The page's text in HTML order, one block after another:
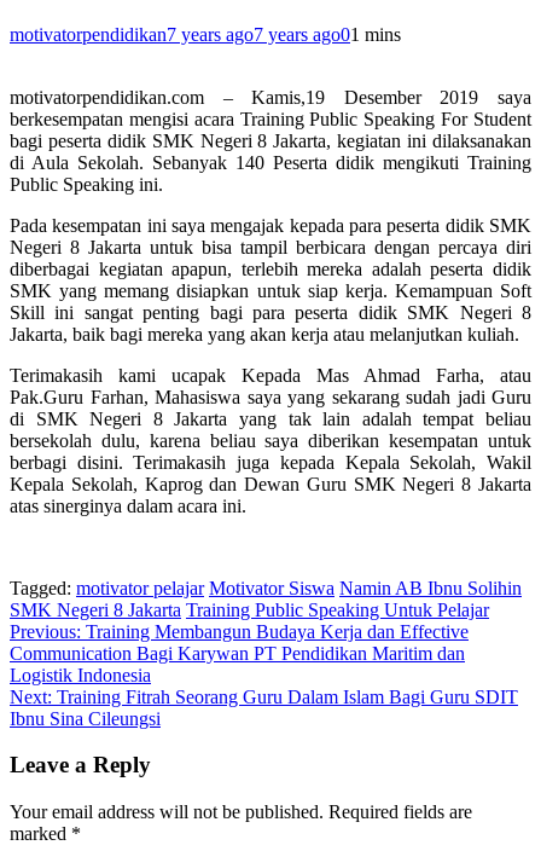
motivatorpendidikan7 years ago7 years ago01 mins
motivatorpendidikan.com – Kamis,19 Desember 2019 saya
berkesempatan mengisi acara Training Public Speaking For Student
bagi peserta didik SMK Negeri 8 Jakarta, kegiatan ini dilaksanakan
di Aula Sekolah. Sebanyak 140 Peserta didik mengikuti Training
Public Speaking ini.
Pada kesempatan ini saya mengajak kepada para peserta didik SMK
Negeri 8 Jakarta untuk bisa tampil berbicara dengan percaya diri
diberbagai kegiatan apapun, terlebih mereka adalah peserta didik
SMK yang memang disiapkan untuk siap kerja. Kemampuan Soft
Skill ini sangat penting bagi para peserta didik SMK Negeri 8
Jakarta, baik bagi mereka yang akan kerja atau melanjutkan kuliah.
Terimakasih kami ucapak Kepada Mas Ahmad Farha, atau
Pak.Guru Farhan, Mahasiswa saya yang sekarang sudah jadi Guru
di SMK Negeri 8 Jakarta yang tak lain adalah tempat beliau
bersekolah dulu, karena beliau saya diberikan kesempatan untuk
berbagi disini. Terimakasih juga kepada Kepala Sekolah, Wakil
Kepala Sekolah, Kaprog dan Dewan Guru SMK Negeri 8 Jakarta
atas sinerginya dalam acara ini.
Tagged: motivator pelajar Motivator Siswa Namin AB Ibnu Solihin
SMK Negeri 8 Jakarta Training Public Speaking Untuk Pelajar
Post
navigation
Previous: Training Membangun Budaya Kerja dan Effective
Communication Bagi Karywan PT Pendidikan Maritim dan
Logistik Indonesia
Next: Training Fitrah Seorang Guru Dalam Islam Bagi Guru SDIT
Ibnu Sina Cileungsi
Leave a Reply
Your email address will not be published. Required fields are
marked *